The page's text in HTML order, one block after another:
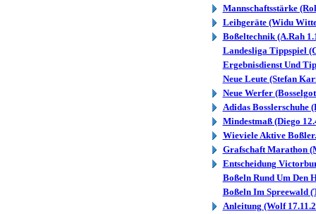
Mannschaftsstärke
Leihgeräte (Widu
Boßeltechnik (A.Rah
Landesliga Tippspiel
Ergebnisdienst Und
Neue Leute (Stefan
Neue Werfer
Adidas Bosslerschuhe
Mindestmaß (Diego
Wieviele Aktive
Grafschaft Marathon
Entscheidung
Boßeln Rund Um Den
Boßeln Im Spreewald
Anleitung (Wolf